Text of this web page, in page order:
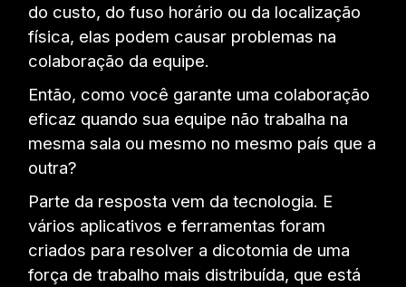
do custo, do fuso horário ou da localização
física, elas podem causar problemas na
colaboração da equipe.
Então, como você garante uma colaboração
eficaz quando sua equipe não trabalha na
mesma sala ou mesmo no mesmo país que a
outra?
Parte da resposta vem da tecnologia. E
vários aplicativos e ferramentas foram
criados para resolver a dicotomia de uma
força de trabalho mais distribuída, que está